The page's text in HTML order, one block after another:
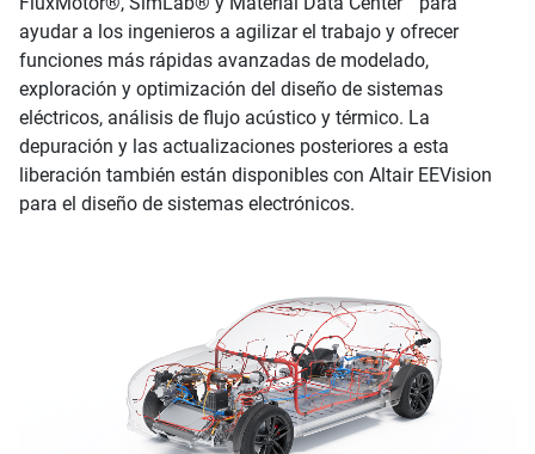
ayudar a los ingenieros a agilizar el trabajo y ofrecer
funciones más rápidas avanzadas de modelado,
exploración y optimización del diseño de sistemas
eléctricos, análisis de flujo acústico y térmico. La
depuración y las actualizaciones posteriores a esta
liberación también están disponibles con Altair EEVision
para el diseño de sistemas electrónicos.